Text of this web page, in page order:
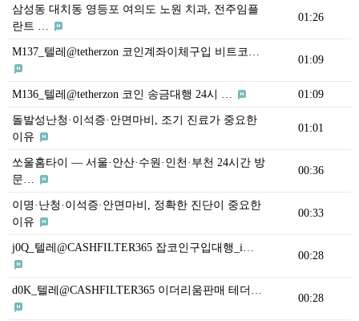
삼성동 대치동 영등포 여의도 노원 치과, 전주임플
란트 …
01:26
M137_텔레@tetherzon 코인계좌이체구입 비트코…
01:09
M136_텔레@tetherzon 코인 송금대행 24시 … 01:09
돌발성난청·이석증·안면마비, 조기 진료가 중요한
이유
01:01
쏘울홈타이 — 서울·안산·수원·인천·부천 24시간 방
문…
00:36
이명·난청·이석증·안면마비, 정확한 진단이 중요한
이유
00:33
j0Q_텔레@CASHFILTER365 잡코인구입대행_i…
00:28
d0K_텔레@CASHFILTER365 이더리움판매 테더…
00:28